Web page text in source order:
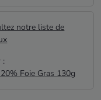
notre liste de
:
Foie Gras 130g